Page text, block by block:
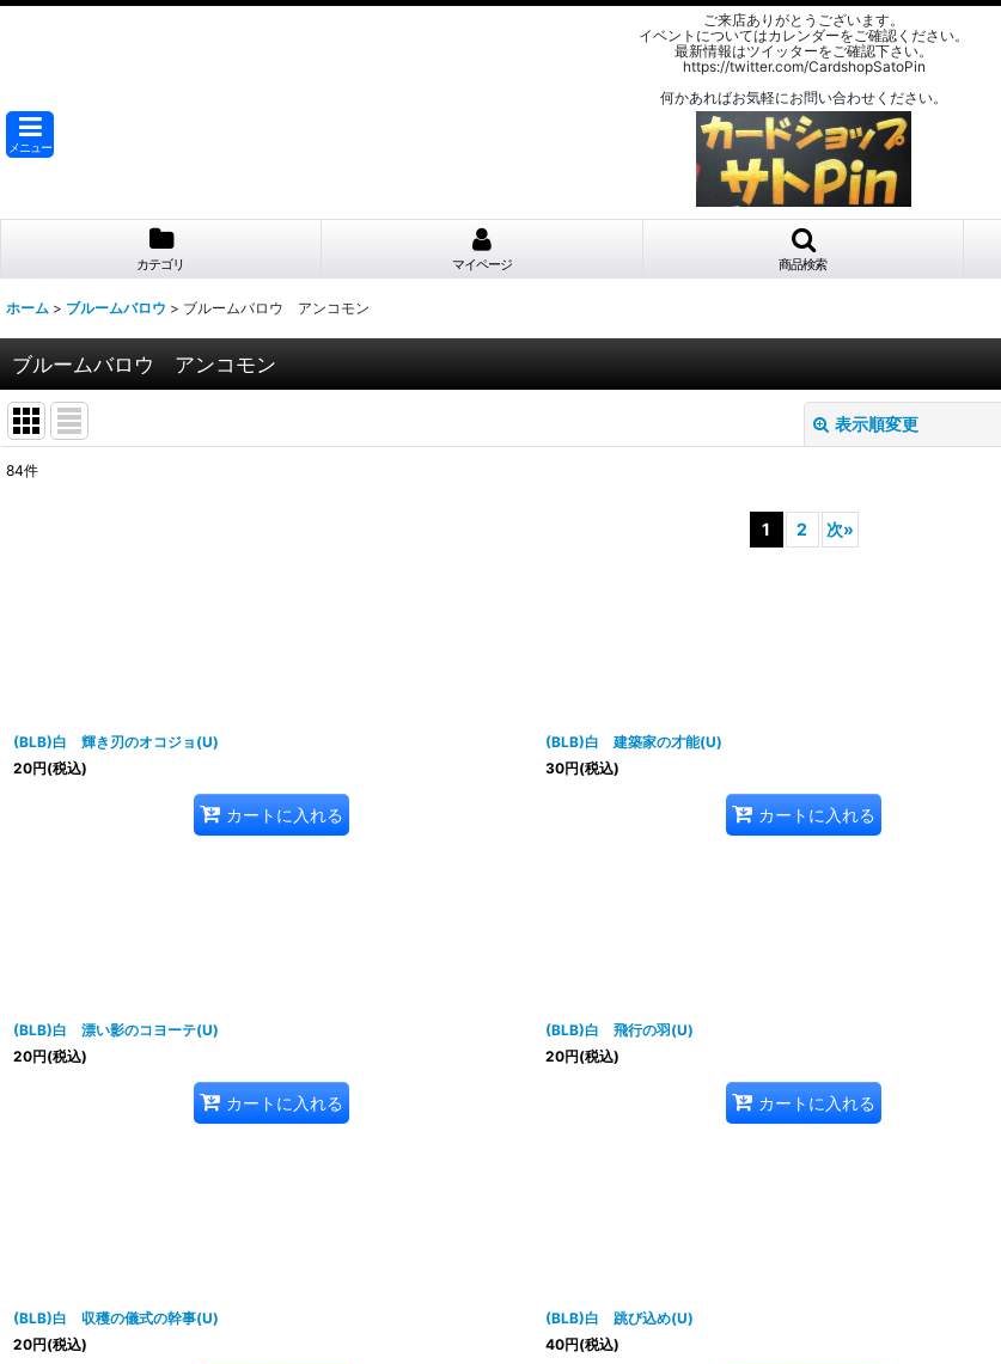
ご来店ありがとうございます。
イベントについてはカレンダーをご確認ください。
最新情報はツイッターをご確認下さい。
https://twitter.com/CardshopSatoPin
何かあればお気軽にお問い合わせください。
メニュー
カテゴリ マイページ 商品検索
ホーム > ブルームバロウ > ブルームバロウ アンコモン
ブルームバロウ アンコモン
表示順変更
84件
1 2 次»
(BLB)白 輝き刃のオコジョ(U)
20円(税込)
カートに入れる
(BLB)白 建築家の才能(U)
30円(税込)
カートに入れる
(BLB)白 漂い影のコヨーテ(U)
20円(税込)
カートに入れる
(BLB)白 飛行の羽(U)
20円(税込)
カートに入れる
(BLB)白 収穫の儀式の幹事(U)
20円(税込)
(BLB)白 跳び込め(U)
40円(税込)